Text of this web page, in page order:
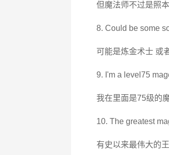
但魔法师不过是照
8. Could be some
可能是炼金术士 或
9. I'm a level75
我在里面是75级的
10. The greatest
有史以来最伟大的